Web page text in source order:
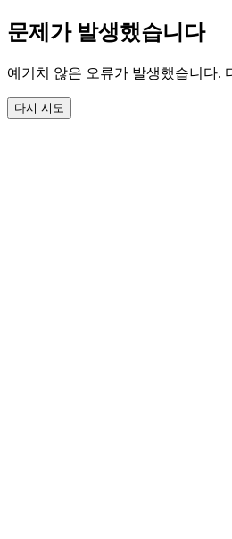
문제가 발생했습니다
예기치 않은 오류가 발생했습니다.
다시 시도